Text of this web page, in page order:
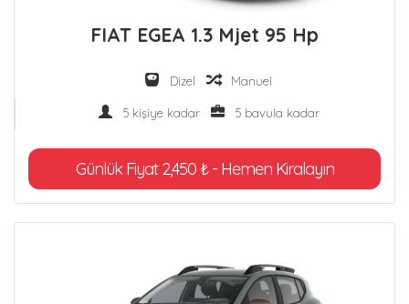
FIAT EGEA 1.3 Mjet 95 Hp
Dizel Manuel
5 kişiye kadar 5 bavula kadar
Günlük Fiyat 2,450 ₺ - Hemen Kiralayın